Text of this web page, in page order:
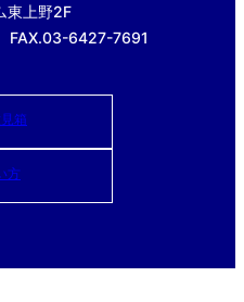
東上野2F
6427-7691
箱
方